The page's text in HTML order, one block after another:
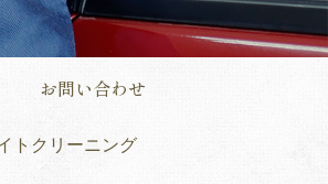
お問い合わせ
トクリーニング